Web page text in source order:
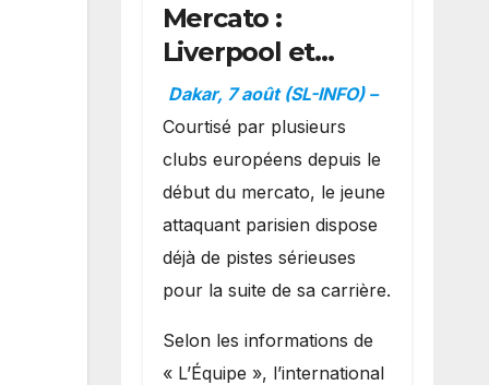
Mercato :
Liverpool et
Dortmund se
positionnent en
favoris pour
recruter Ibrahim
Mbaye
Dakar, 7 août (SL-INFO) –
Courtisé par plusieurs
clubs européens depuis le
début du mercato, le jeune
attaquant parisien dispose
déjà de pistes sérieuses
pour la suite de sa carrière.
Selon les informations de
« L’Équipe », l’international